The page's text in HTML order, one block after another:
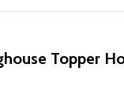
Topper